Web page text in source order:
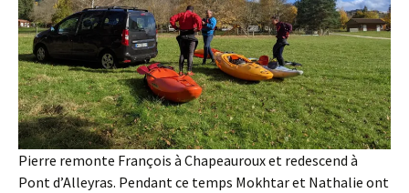
Pierre remonte François à Chapeauroux et redescend à
Pont d’Alleyras. Pendant ce temps Mokhtar et Nathalie ont